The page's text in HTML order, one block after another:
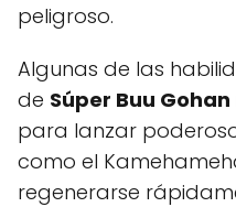
peligroso.
Algunas de las
de Súper Buu Gohan
para lanzar
como el
regenerarse